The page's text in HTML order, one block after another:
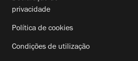
privacidade
Política de cookies
Condições de utilização